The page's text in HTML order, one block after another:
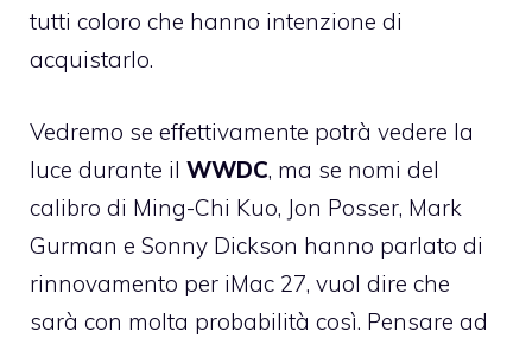
tutti coloro che hanno intenzione di
acquistarlo.
Vedremo se effettivamente potrà vedere la
luce durante il WWDC, ma se nomi del
calibro di Ming-Chi Kuo, Jon Posser, Mark
Gurman e Sonny Dickson hanno parlato di
rinnovamento per iMac 27, vuol dire che
sarà con molta probabilità così. Pensare ad